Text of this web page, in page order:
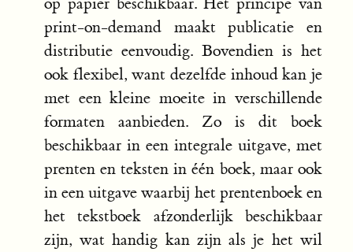
print-on-demand maakt publicatie en
distributie eenvoudig. Bovendien is het
ook flexibel, want dezelfde inhoud kan je
met een kleine moeite in verschillende
formaten aanbieden. Zo is dit boek
beschikbaar in een integrale uitgave, met
prenten en teksten in één boek, maar ook
in een uitgave waarbij het prentenboek en
het tekstboek afzonderlijk beschikbaar
zijn, wat handig kan zijn als je het wil